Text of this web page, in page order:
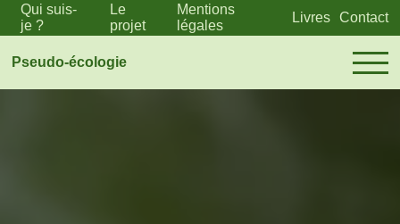
Qui suis-
je ?
Le
projet
Mentions
légales
Livres Contact
Pseudo-écologie